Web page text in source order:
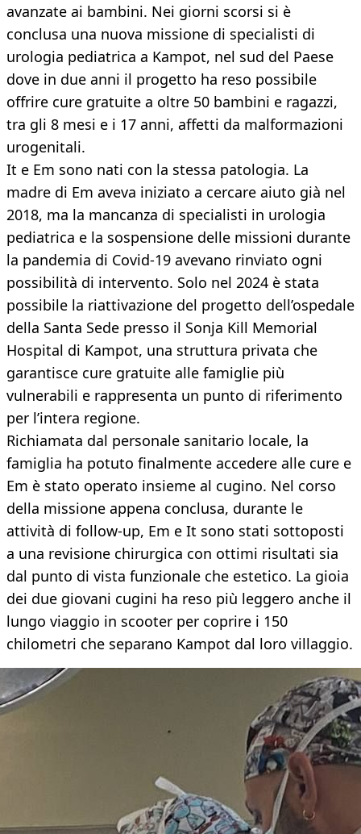
avanzate ai bambini. Nei giorni scorsi si è
conclusa una nuova missione di specialisti di
urologia pediatrica a Kampot, nel sud del Paese
dove in due anni il progetto ha reso possibile
offrire cure gratuite a oltre 50 bambini e ragazzi,
tra gli 8 mesi e i 17 anni, affetti da malformazioni
urogenitali.
It e Em sono nati con la stessa patologia. La
madre di Em aveva iniziato a cercare aiuto già nel
2018, ma la mancanza di specialisti in urologia
pediatrica e la sospensione delle missioni durante
la pandemia di Covid-19 avevano rinviato ogni
possibilità di intervento. Solo nel 2024 è stata
possibile la riattivazione del progetto dell’ospedale
della Santa Sede presso il Sonja Kill Memorial
Hospital di Kampot, una struttura privata che
garantisce cure gratuite alle famiglie più
vulnerabili e rappresenta un punto di riferimento
per l’intera regione.
Richiamata dal personale sanitario locale, la
famiglia ha potuto finalmente accedere alle cure e
Em è stato operato insieme al cugino. Nel corso
della missione appena conclusa, durante le
attività di follow-up, Em e It sono stati sottoposti
a una revisione chirurgica con ottimi risultati sia
dal punto di vista funzionale che estetico. La gioia
dei due giovani cugini ha reso più leggero anche il
lungo viaggio in scooter per coprire i 150
chilometri che separano Kampot dal loro villaggio.